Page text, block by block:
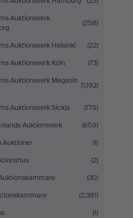
Auktionsverk
(258)
Auktionsverk Helsinki
(22)
Auktionsverk Köln
(73)
Auktionsverk Magasin
(1,192)
Auktionsverk Sickla
(775)
Auktionsverk
(659)
Auktioner
(1)
(2)
(30)
(2,391)
(1)